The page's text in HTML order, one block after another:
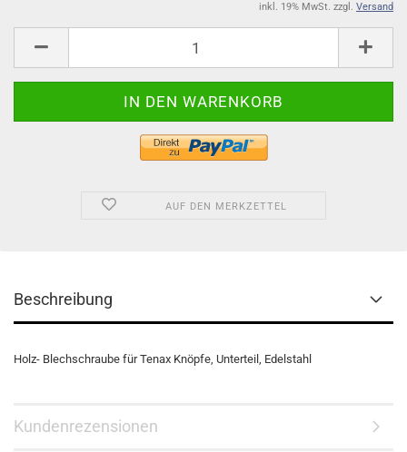
inkl. 19% MwSt. zzgl. Versand
AUF DEN MERKZETTEL
Beschreibung
Holz- Blechschraube für Tenax Knöpfe, Unterteil, Edelstahl
Kundenrezensionen